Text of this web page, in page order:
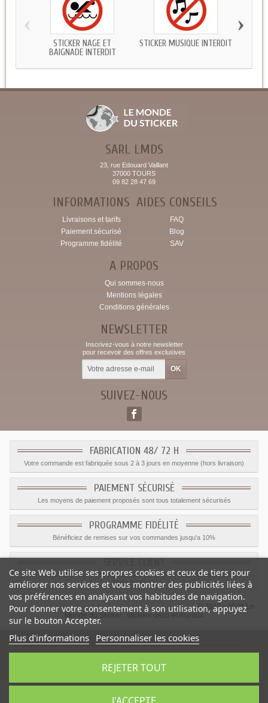
STICKER NAGE ET
BAIGNADE INTERDIT
STICKER MUSIQUE INTERDIT
‹ ›
SARL LMDS
23, rue Edouard Vaillant
37000 TOURS
09 82 28 47 69
INFORMATIONS
Livraisons et tarifs
Paiement sécurisé
Programme fidélité
AIDES CONSEILS
FAQ
Blog
SAV
A PROPOS
Qui sommes-nous
Mentions légales
Conditions générales
NEWSLETTER
Inscrivez-vous à notre newsletter
pour recevoir des offres exclusives
SUIVEZ-NOUS
FABRICATION 48/ 72 H
Votre commande est fabriquée sous 2 à 3 jours en moyenne (hors livraison)
PAIEMENT SÉCURISÉ
Les moyens de paiement proposés sont tous totalement sécurisés
PROGRAMME FIDÉLITÉ
Bénéficiez de remises sur vos commandes jusqu'a 10%
Le service client est a votre disposition du lundi au vendredi de 8h à 17h
09.82.28.47.69.
© 2012 - 2026 Le
Monde du Sticker :
stickers déco et muraux
-Catégorie :Interdiction
Ce site Web utilise ses propres cookies et ceux de tiers pour
améliorer nos services et vous montrer des publicités liées à
vos préférences en analysant vos habitudes de navigation.
Pour donner votre consentement à son utilisation, appuyez
sur le bouton Accepter.
Plus d'informations Personnaliser les cookies
REJETER TOUT